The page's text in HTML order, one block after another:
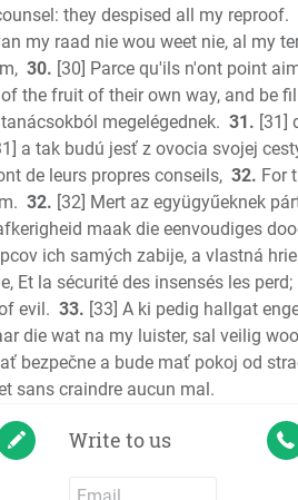
they despised all my reproof.
my raad nie wou weet nie, al my
30. [30] Parce qu'ils n'ont point
the fruit of their own way, and be
megelégednek. 31. [31]
a tak budú jesť z ovocia svojej
de leurs propres conseils, 32. For
32. [32] Mert az együgyűeknek
maak die eenvoudiges
ich samých zabije, a vlastná
Et la sécurité des insensés les perd;
evil. 33. [33] A ki pedig hallgat
die wat na my luister, sal veilig
bezpečne a bude mať pokoj od
sans craindre aucun mal.
Write to us